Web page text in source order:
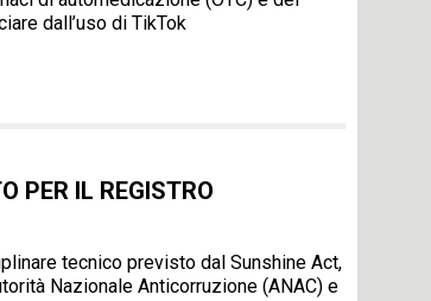
dall’uso di TikTok
PER IL REGISTRO
tecnico previsto dal Sunshine Act,
Nazionale Anticorruzione (ANAC) e